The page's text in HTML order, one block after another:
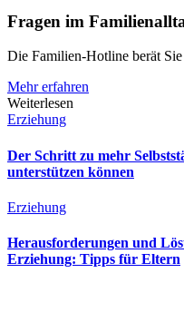
Fragen im
Die Familien-Hotline berät
Mehr erfahren
Weiterlesen
Erziehung
Der Schritt zu mehr
unterstützen können
Erziehung
Herausforderungen und
Erziehung: Tipps für Eltern